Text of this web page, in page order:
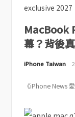
MacBook
幕？背後
iPhone Taiwan
《iPhone News